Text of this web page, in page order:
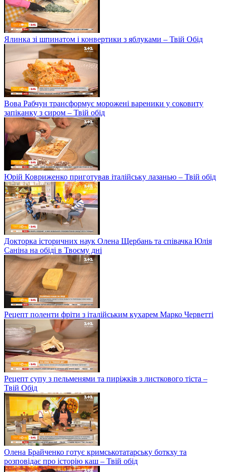
Ялинка зі шпинатом і конвертики з яблуками – Твій Обід
Вова Рабчун трансформує морожені вареники у соковиту
запіканку з сиром – Твій обід
Юрій Ковриженко приготував італійську лазанью – Твій обід
Докторка історичних наук Олена Щербань та співачка Юлія
Саніна на обіді в Твоєму дні
Рецепт поленти фріти з італійським кухарем Марко Черветті
Рецепт супу з пельменями та пиріжків з листкового тіста –
Твій Обід
Олена Брайченко готує кримськотатарську боткху та
розповідає про історію каш – Твій обід